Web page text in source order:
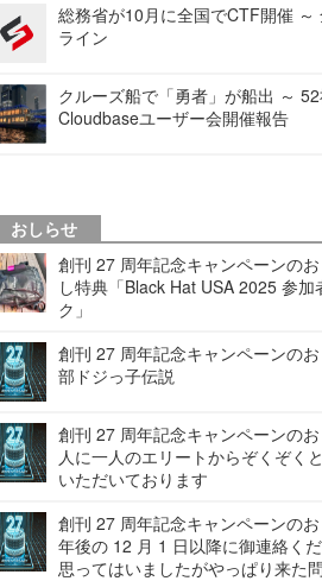
総務省が10月に全国でCTF開催 ～
ライン
クルーズ船で「勇者」が船出 ～ 52
Cloudbaseユーザー会開催報告
おしらせ
創刊 27 周年記念キャンペーンの
し特典「Black Hat USA 2025 参加
ク」
創刊 27 周年記念キャンペーンの
部ドジっ子伝説
創刊 27 周年記念キャンペーンの
人に一人のエリートからぞくぞく
いただいております
創刊 27 周年記念キャンペーンの
年後の 12 月 1 日以降に御連絡く
思ってはいましたがやっぱり来た